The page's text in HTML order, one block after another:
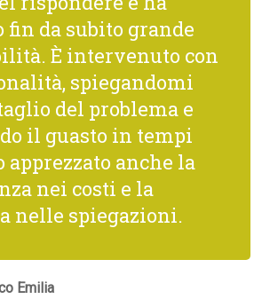
fin da subito grande
È intervenuto con
spiegandomi
del problema e
il guasto in tempi
apprezzato anche la
nei costi e la
nelle spiegazioni.
Emilia